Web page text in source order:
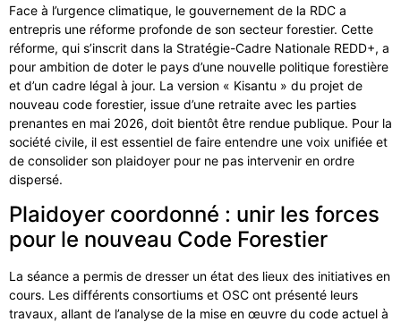
Face à l’urgence climatique, le gouvernement de la RDC a
entrepris une réforme profonde de son secteur forestier. Cette
réforme, qui s’inscrit dans la Stratégie-Cadre Nationale REDD+, a
pour ambition de doter le pays d’une nouvelle politique forestière
et d’un cadre légal à jour. La version « Kisantu » du projet de
nouveau code forestier, issue d’une retraite avec les parties
prenantes en mai 2026, doit bientôt être rendue publique. Pour la
société civile, il est essentiel de faire entendre une voix unifiée et
de consolider son plaidoyer pour ne pas intervenir en ordre
dispersé.
Plaidoyer coordonné : unir les forces
pour le nouveau Code Forestier
La séance a permis de dresser un état des lieux des initiatives en
cours. Les différents consortiums et OSC ont présenté leurs
travaux, allant de l’analyse de la mise en œuvre du code actuel à